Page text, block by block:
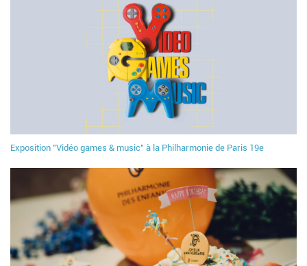
Exposition "Vidéo games & music" à la Philharmonie de Paris 19e